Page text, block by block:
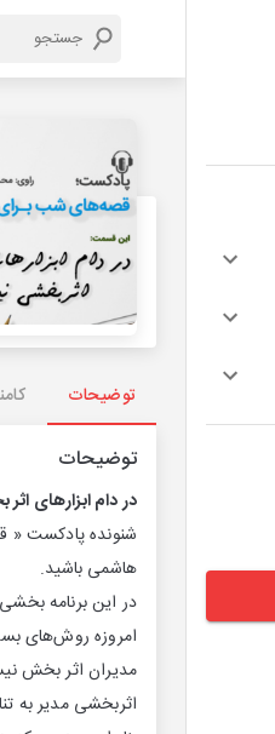
توضیحات
توضیحات
در دام ابزارهای
شنونده پادكست «
هاشمی باشید.
در این برنامه
امروزه روش‌های
مدیران اثر بخش
اثربخشی مدیر به